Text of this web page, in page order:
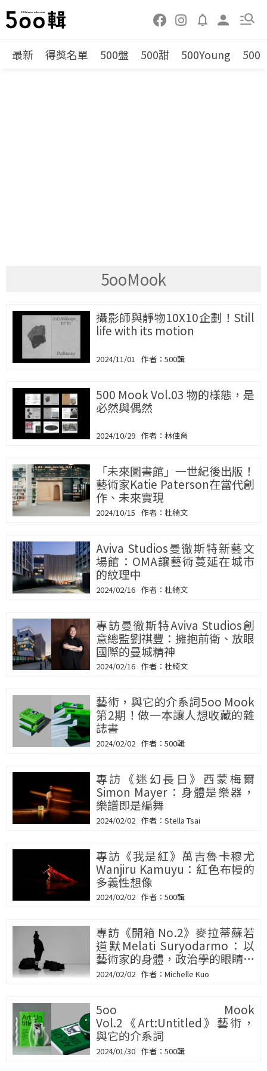
最新 得獎名單 500盤 500甜 500Young 500
5ooMook
攝影師與靜物10X10企劃！Still
life with its motion
2024/11/01 500輯
500 Mook Vol.03 物的樣態，是
必然與偶然
2024/10/29 林佳育
「未來圖書館」一世紀後出版！
藝術家Katie Paterson在當代創
作、未來實現
2024/10/15 杜綺文
Aviva Studios曼徹斯特新藝文
場館：OMA讓藝術蔓延在城市
的紋理中
2024/02/16 杜綺文
專訪曼徹斯特Aviva Studios創
意總監劉祺豐：擁抱前衛、放眼
國際的曼城精神
2024/02/16 杜綺文
藝術，與它的介系詞5oo Mook
第2期！做一本讓人想收藏的雜
誌書
2024/02/02 500輯
專訪《迷幻長日》西蒙梅爾
Simon Mayer：身體是樂器，
樂譜即是編舞
2024/02/02 Stella Tsai
專訪《我是紅》萬吉魯卡穆尤
Wanjiru Kamuyu：紅色布幔的
多義性想像
2024/02/02 500輯
專訪《開箱 No.2》麥拉蒂蘇若
道默Melati Suryodarmo：以
藝術家的身體，政治學的眼睛，
生活著
2024/02/02 Michelle Kuo
5oo Mook
Vol.2《Art:Untitled》藝術，
與它的介系詞
2024/01/30 500輯